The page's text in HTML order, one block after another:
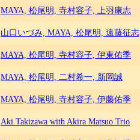
MAYA, 松尾明, 寺村容子, 上羽康志
山口いづみ, MAYA, 松尾明, 遠藤征
MAYA, 松尾明, 寺村容子, 伊東佑季
MAYA, 松尾明, 二村希一, 新岡誠
MAYA, 松尾明, 寺村容子, 伊藤佑季
Aki Takizawa with Akira Matsuo Trio